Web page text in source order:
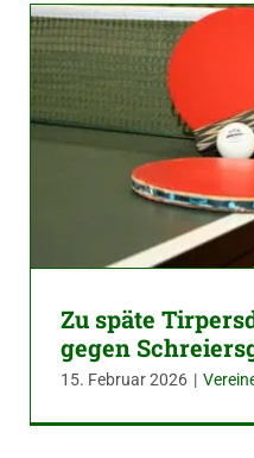
Zu späte
gegen
15. Februar 2026 |